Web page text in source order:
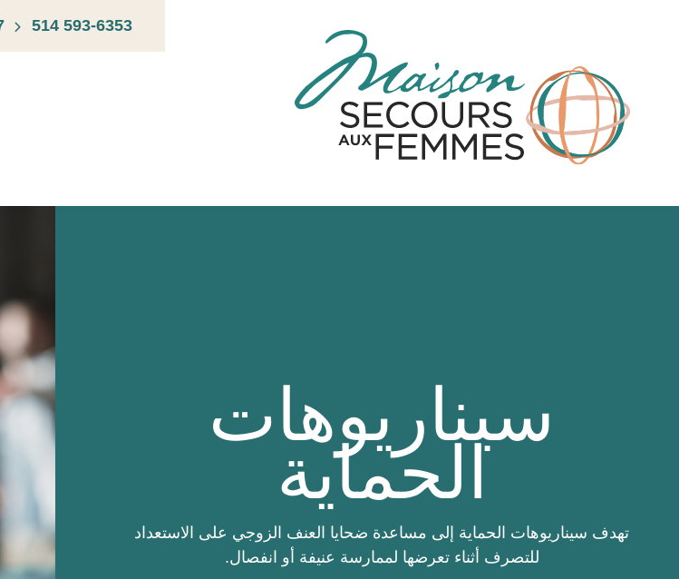
514 593-6353
سيناريوهات
الحماية
تهدف سيناريوهات الحماية إلى مساعدة ضحايا العنف الزوجي على الاستعداد
للتصرف أثناء تعرضها لممارسة عنيفة أو انفصال.